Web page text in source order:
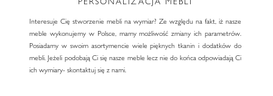
Interesuje Cię stworzenie mebli na wymiar? Ze względu na fakt, iż nasze
meble wykonujemy w Polsce, mamy możliwość zmiany ich parametrów.
Posiadamy w swoim asortymencie wiele pięknych tkanin i dodatków do
mebli. Jeżeli podobają Ci się nasze meble lecz nie do końca odpowiadają Ci
ich wymiary- skontaktuj się z nami.